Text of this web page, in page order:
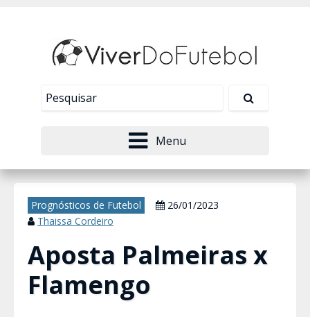
Menu
Prognósticos de Futebol
26/01/2023
Thaissa Cordeiro
Aposta Palmeiras x
Flamengo